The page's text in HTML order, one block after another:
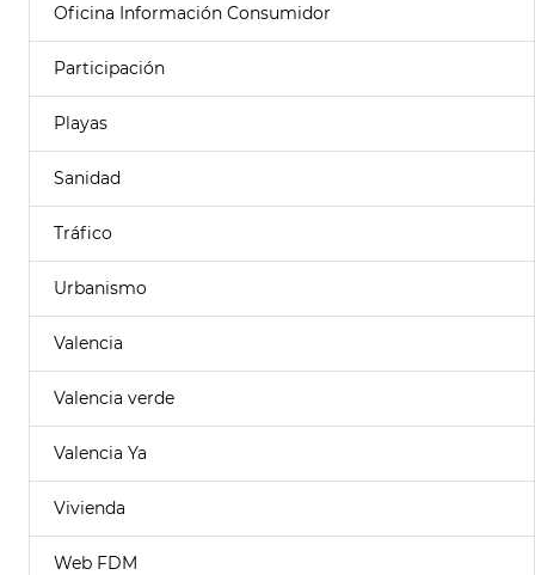
Oficina Información Consumidor
Participación
Playas
Sanidad
Tráfico
Urbanismo
Valencia
Valencia verde
Valencia Ya
Vivienda
Web FDM